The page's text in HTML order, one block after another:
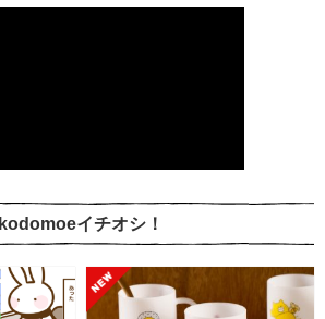
kodomoeイチオシ！